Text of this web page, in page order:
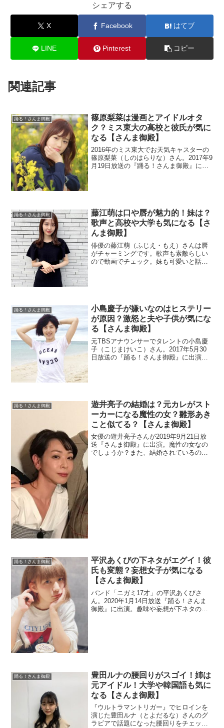
シェアする
X Facebook はてブ
LINE Pinterest コピー
関連記事
踊る！さんま御殿
篠原梨菜は漫画とアイドルオタ
ク？ミス東大の高校と彼氏が気に
なる【さんま御殿】
2016年のミス東大でお天気キャスターの
篠原梨菜（しのはらりな）さん。2017年9
月19日放送の『踊る！さんま御殿』に出
踊る！さんま御殿
藤江萌は口や唇が魅力的！妹は？
歌声と高校や大学も気になる【さ
んま御殿】
俳優の藤江萌（ふじえ・もえ）さんは唇
がチャーミングです。歌声も素敵らしい
ので動画でチェック。妹も可愛いと話題
踊る！さんま御殿
小島慶子が嫌いなのはヒステリー
が原因？激怒と夫や子供が気にな
る【さんま御殿】
元TBSアナウンサーでタレントの小島慶
子（こじまけいこ）さん。2017年5月30
日放送の『踊る！さんま御殿』に出演。
踊る！さんま御殿
遊井亮子の結婚は？元カレがスト
ーカーになる魔性の女？雛形あき
こと似てる？【さんま御殿】
女優の遊井亮子さんが2019年9月21日放
送『さんま御殿』に出演。魔性の女なの
でしょうか？また、結婚されているのか
踊る！さんま御殿
平沢あくびの下ネタがエグイ！彼
氏も変態？妄想女子が気になる
【さんま御殿】
バンド「ニガミ17才」の平沢あくびさ
ん。2020年1月14日放送『踊る！さんま
御殿』に出演。趣味や妄想が下ネタの深
踊る！さんま御殿
豊田ルナの腰回りがスゴイ！姉は
元アイドル！大学や韓国語も気に
なる【さんま御殿】
『ウルトラマントリガー』でヒロインを
演じた豊田ルナ（とよだるな）さんのグ
ラビアで話題になった腰回りをチェッ